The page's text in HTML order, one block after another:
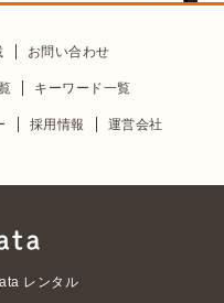
お問い合わせ
キーワード一覧
採用情報 運営会社
レンタル